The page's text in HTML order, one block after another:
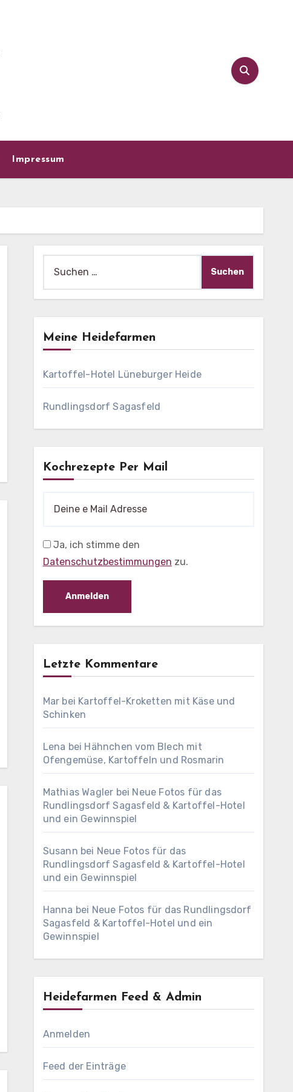
Impressum
nach:
Meine Heidefarmen
Kartoffel-Hotel Lüneburger Heide
Rundlingsdorf Sagasfeld
Kochrezepte Per Mail
Ja, ich stimme den
Datenschutzbestimmungen zu.
Letzte Kommentare
Mar bei Kartoffel-Kroketten mit Käse und
Schinken
Lena bei Hähnchen vom Blech mit
Ofengemüse, Kartoffeln und Rosmarin
Mathias Wagler bei Neue Fotos für das
Rundlingsdorf Sagasfeld & Kartoffel-Hotel
und ein Gewinnspiel
Susann bei Neue Fotos für das
Rundlingsdorf Sagasfeld & Kartoffel-Hotel
und ein Gewinnspiel
Hanna bei Neue Fotos für das Rundlingsdorf
Sagasfeld & Kartoffel-Hotel und ein
Gewinnspiel
Heidefarmen Feed & Admin
Anmelden
Feed der Einträge